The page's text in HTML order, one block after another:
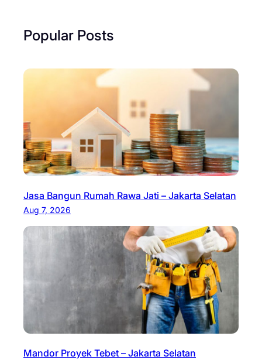
Popular Posts
Jasa Bangun Rumah Rawa Jati – Jakarta Selatan
Aug 7, 2026
Mandor Proyek Tebet – Jakarta Selatan